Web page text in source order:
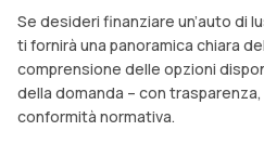
Se desideri finanziare un’auto di
ti fornirà una panoramica chiara
comprensione delle opzioni
della domanda – con
conformità normativa.